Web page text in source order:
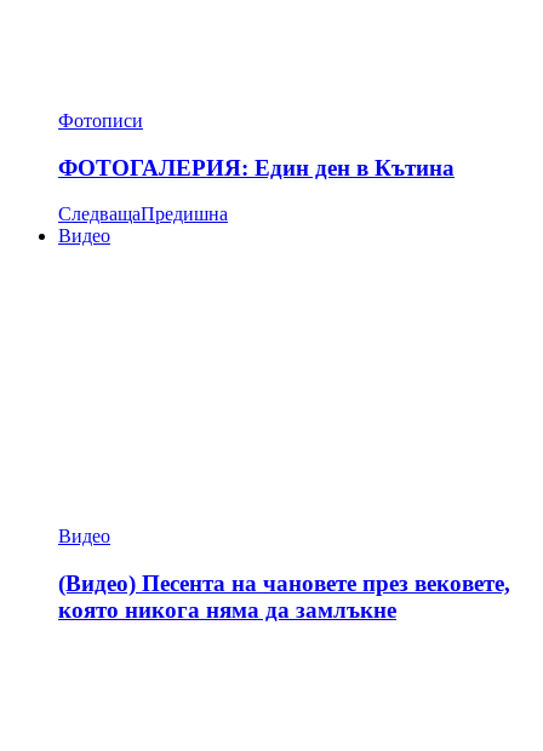
Фотописи
ФОТОГАЛЕРИЯ: Един ден в Кътина
СледващаПредишна
Видео
Видео
(Видео) Песента на чановете през вековете,
която никога няма да замлъкне